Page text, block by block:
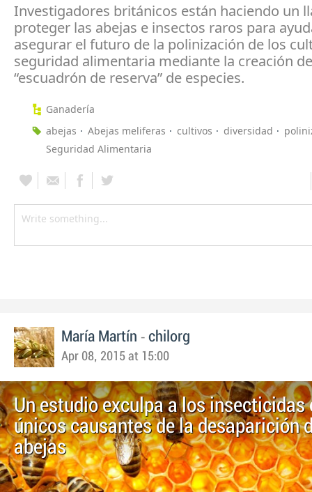
Investigadores británicos están haciendo un
proteger las abejas e insectos raros para
asegurar el futuro de la polinización de los
seguridad alimentaria mediante la creación
“escuadrón de reserva” de especies.
Ganadería
abejas
Abejas meliferas cultivos diversidad
Seguridad Alimentaria
María Martín - chilorg
Apr 08, 2015 at 15:00
Un estudio exculpa a los insecticidas
únicos causantes de la desaparición
abejas